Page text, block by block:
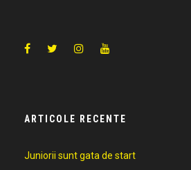
ARTICOLE RECENTE
Juniorii sunt gata de start